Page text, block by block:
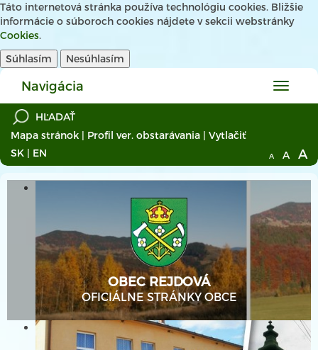
Táto internetová stránka používa technológiu cookies. Bližšie
informácie o súboroch cookies nájdete v sekcii webstránky
Cookies.
Súhlasím
Nesúhlasím
Hlavné
menu
Navigácia
Mapa stránok | Profil ver. obstarávania | Vytlačiť
SK | EN A A A
OBEC REJDOVÁ
OFICIÁLNE STRÁNKY OBCE